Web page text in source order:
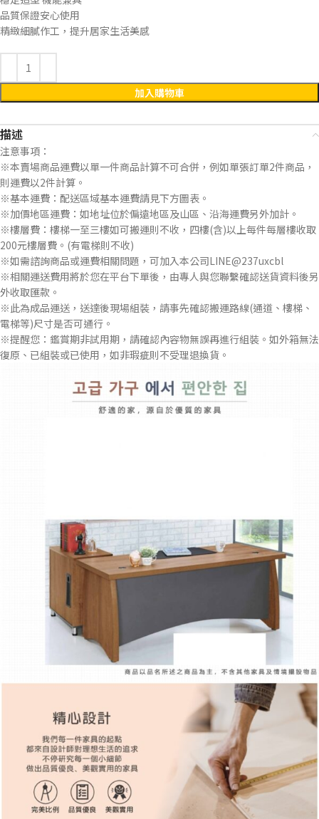
品質保證安心使用
精緻細膩作工，提升居家生活美感
加入購物車
描述
注意事項：
※本賣場商品運費以單一件商品計算不可合併，例如單張訂單2件商品，
則運費以2件計算。
※基本運費：配送區域基本運費請見下方圖表。
※加價地區運費：如地址位於偏遠地區及山區、沿海運費另外加計。
※樓層費：樓梯一至三樓如可搬運則不收，四樓(含)以上每件每層樓收取
200元樓層費。(有電梯則不收)
※如需諮詢商品或運費相關問題，可加入本公司LINE@237uxcbl
※相關運送費用將於您在平台下單後，由專人與您聯繫確認送貨資料後另
外收取匯款。
※此為成品運送，送達後現場組裝，請事先確認搬運路線(通道、樓梯、
電梯等)尺寸是否可通行。
※提醒您：鑑賞期非試用期，請確認內容物無誤再進行組裝。如外箱無法
復原、已組裝或已使用，如非瑕疵則不受理退換貨。